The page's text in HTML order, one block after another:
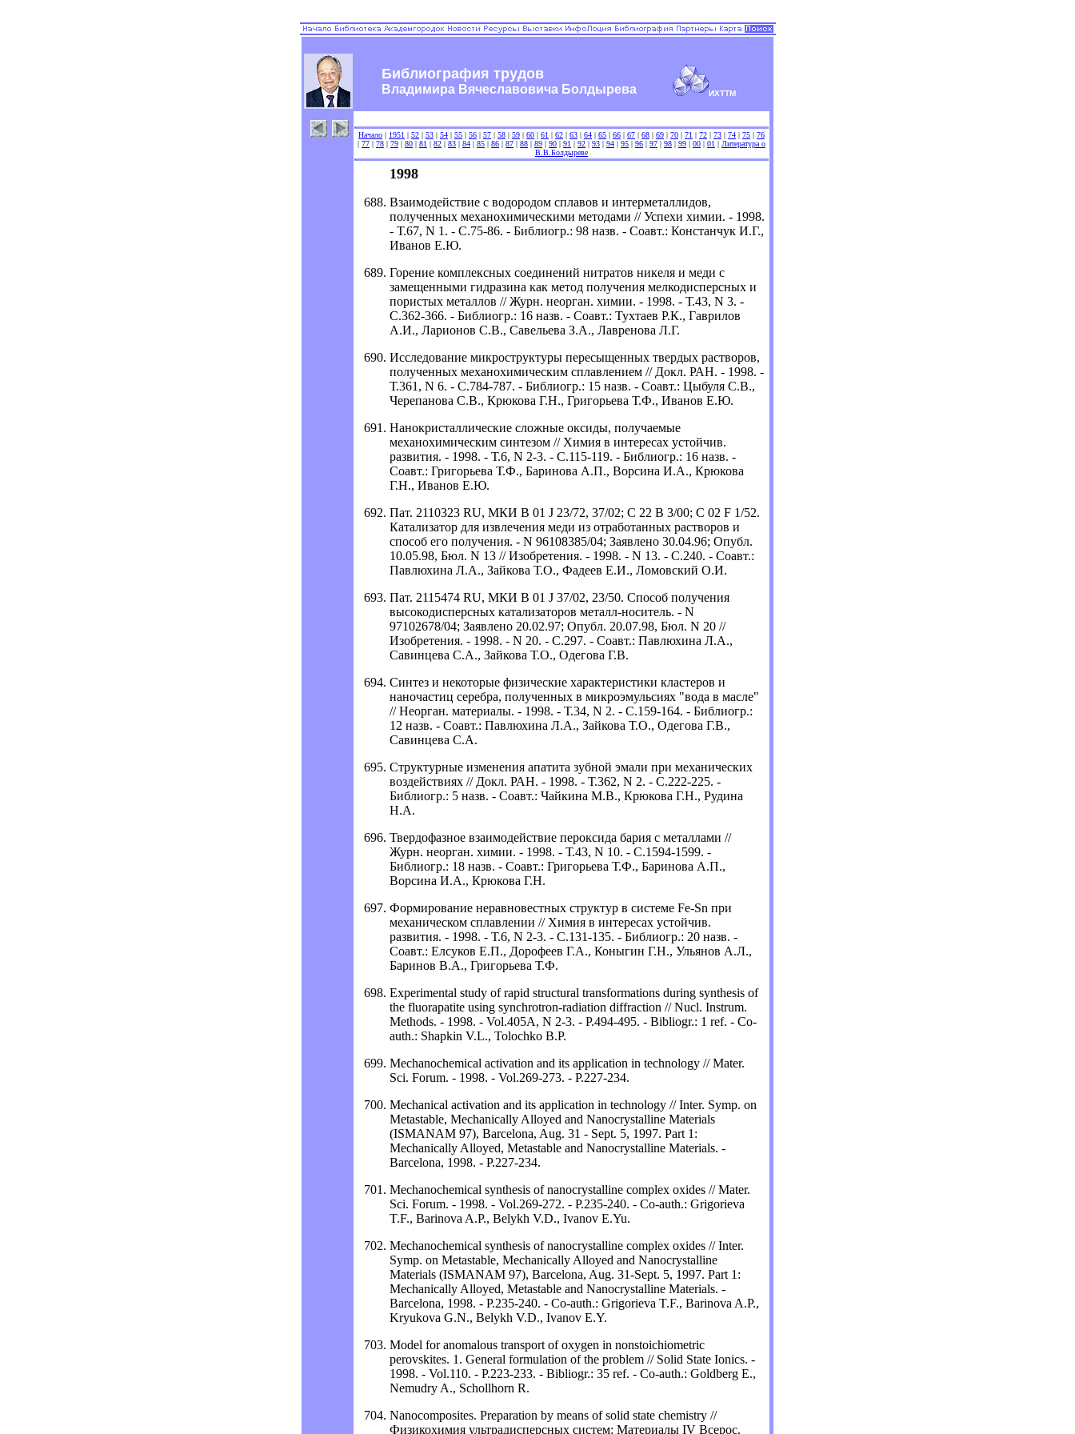
Библиография трудов
Владимира Вячеславовича Болдырева ИХТТМ
Начало | 1951 | 52 | 53 | 54 | 55 | 56 | 57 | 58 | 59 | 60 | 61 | 62 | 63 | 64 | 65 | 66 | 67 | 68 | 69 | 70 | 71 | 72 | 73 | 74 | 75 | 76
| 77 | 78 | 79 | 80 | 81 | 82 | 83 | 84 | 85 | 86 | 87 | 88 | 89 | 90 | 91 | 92 | 93 | 94 | 95 | 96 | 97 | 98 | 99 | 00 | 01 | Литература о
В.В.Болдыреве
1998
Взаимодействие с водородом сплавов и интерметаллидов,
полученных механохимическими методами // Успехи химии. - 1998.
- Т.67, N 1. - С.75-86. - Библиогр.: 98 назв. - Соавт.: Констанчук И.Г.,
Иванов Е.Ю.
Горение комплексных соединений нитратов никеля и меди с
замещенными гидразина как метод получения мелкодисперсных и
пористых металлов // Журн. неорган. химии. - 1998. - Т.43, N 3. -
С.362-366. - Библиогр.: 16 назв. - Соавт.: Тухтаев Р.К., Гаврилов
А.И., Ларионов С.В., Савельева З.А., Лавренова Л.Г.
Исследование микроструктуры пересыщенных твердых растворов,
полученных механохимическим сплавлением // Докл. РАН. - 1998. -
Т.361, N 6. - С.784-787. - Библиогр.: 15 назв. - Соавт.: Цыбуля С.В.,
Черепанова С.В., Крюкова Г.Н., Григорьева Т.Ф., Иванов Е.Ю.
Нанокристаллические сложные оксиды, получаемые
механохимическим синтезом // Химия в интересах устойчив.
развития. - 1998. - Т.6, N 2-3. - С.115-119. - Библиогр.: 16 назв. -
Соавт.: Григорьева Т.Ф., Баринова А.П., Ворсина И.А., Крюкова
Г.Н., Иванов Е.Ю.
Пат. 2110323 RU, МКИ B 01 J 23/72, 37/02; C 22 B 3/00; C 02 F 1/52.
Катализатор для извлечения меди из отработанных растворов и
способ его получения. - N 96108385/04; Заявлено 30.04.96; Опубл.
10.05.98, Бюл. N 13 // Изобретения. - 1998. - N 13. - С.240. - Соавт.:
Павлюхина Л.А., Зайкова Т.О., Фадеев Е.И., Ломовский О.И.
Пат. 2115474 RU, МКИ B 01 J 37/02, 23/50. Способ получения
высокодисперсных катализаторов металл-носитель. - N
97102678/04; Заявлено 20.02.97; Опубл. 20.07.98, Бюл. N 20 //
Изобретения. - 1998. - N 20. - С.297. - Соавт.: Павлюхина Л.А.,
Савинцева С.А., Зайкова Т.О., Одегова Г.В.
Синтез и некоторые физические характеристики кластеров и
наночастиц серебра, полученных в микроэмульсиях "вода в масле"
// Неорган. материалы. - 1998. - Т.34, N 2. - С.159-164. - Библиогр.:
12 назв. - Соавт.: Павлюхина Л.А., Зайкова Т.О., Одегова Г.В.,
Савинцева С.А.
Структурные изменения апатита зубной эмали при механических
воздействиях // Докл. РАН. - 1998. - Т.362, N 2. - С.222-225. -
Библиогр.: 5 назв. - Соавт.: Чайкина М.В., Крюкова Г.Н., Рудина
Н.А.
Твердофазное взаимодействие пероксида бария с металлами //
Журн. неорган. химии. - 1998. - Т.43, N 10. - С.1594-1599. -
Библиогр.: 18 назв. - Соавт.: Григорьева Т.Ф., Баринова А.П.,
Ворсина И.А., Крюкова Г.Н.
Формирование неравновестных структур в системе Fe-Sn при
механическом сплавлении // Химия в интересах устойчив.
развития. - 1998. - Т.6, N 2-3. - С.131-135. - Библиогр.: 20 назв. -
Соавт.: Елсуков Е.П., Дорофеев Г.А., Коныгин Г.Н., Ульянов А.Л.,
Баринов В.А., Григорьева Т.Ф.
Experimental study of rapid structural transformations during synthesis of
the fluorapatite using synchrotron-radiation diffraction // Nucl. Instrum.
Methods. - 1998. - Vol.405A, N 2-3. - P.494-495. - Bibliogr.: 1 ref. - Co-
auth.: Shapkin V.L., Tolochko B.P.
Mechanochemical activation and its application in technology // Mater.
Sci. Forum. - 1998. - Vol.269-273. - P.227-234.
Mechanical activation and its application in technology // Inter. Symp. on
Metastable, Mechanically Alloyed and Nanocrystalline Materials
(ISMANAM 97), Barcelona, Aug. 31 - Sept. 5, 1997. Part 1:
Mechanically Alloyed, Metastable and Nanocrystalline Materials. -
Barcelona, 1998. - P.227-234.
Mechanochemical synthesis of nanocrystalline complex oxides // Mater.
Sci. Forum. - 1998. - Vol.269-272. - P.235-240. - Co-auth.: Grigorieva
T.F., Barinova A.P., Belykh V.D., Ivanov E.Yu.
Mechanochemical synthesis of nanocrystalline complex oxides // Inter.
Symp. on Metastable, Mechanically Alloyed and Nanocrystalline
Materials (ISMANAM 97), Barcelona, Aug. 31-Sept. 5, 1997. Part 1:
Mechanically Alloyed, Metastable and Nanocrystalline Materials. -
Barcelona, 1998. - P.235-240. - Co-auth.: Grigorieva T.F., Barinova A.P.,
Kryukova G.N., Belykh V.D., Ivanov E.Y.
Model for anomalous transport of oxygen in nonstoichiometric
perovskites. 1. General formulation of the problem // Solid State Ionics. -
1998. - Vol.110. - P.223-233. - Bibliogr.: 35 ref. - Co-auth.: Goldberg E.,
Nemudry A., Schollhorn R.
Nanocomposites. Preparation by means of solid state chemistry //
Физикохимия ультрадисперсных систем: Материалы IV Всерос.